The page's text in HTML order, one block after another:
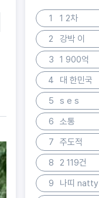
1
1 2차
2
강박 이
3
1 900억
4
대 한민국
5
s e s
6
소통
7
주도적
8
2 119건
9
나띠 natty